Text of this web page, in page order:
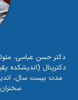
دکترینال (اندیشکده
مدت بیست سال،